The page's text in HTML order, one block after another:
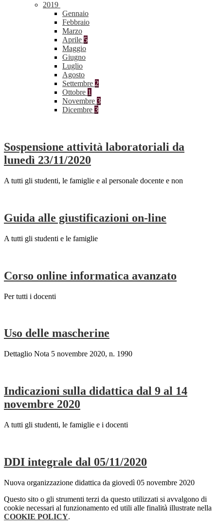
2019
Gennaio
Febbraio
Marzo
Aprile 5
Maggio
Giugno
Luglio
Agosto
Settembre 2
Ottobre 1
Novembre 3
Dicembre 3
Sospensione attività laboratoriali da
lunedì 23/11/2020
A tutti gli studenti, le famiglie e al personale docente e non
Guida alle giustificazioni on-line
A tutti gli studenti e le famiglie
Corso online informatica avanzato
Per tutti i docenti
Uso delle mascherine
Dettaglio Nota 5 novembre 2020, n. 1990
Indicazioni sulla didattica dal 9 al 14
novembre 2020
A tutti gli studenti, le famiglie e i docenti
DDI integrale dal 05/11/2020
Nuova organizzazione didattica da giovedì 05 novembre 2020
Questo sito o gli strumenti terzi da questo utilizzati si avvalgono di
cookie necessari al funzionamento ed utili alle finalità illustrate nella
COOKIE POLICY.